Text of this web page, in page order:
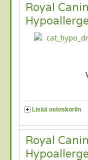
Royal
Lisää ostoskoriin
Royal